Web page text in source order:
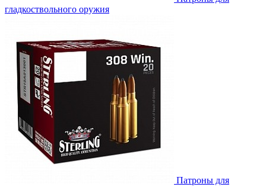
гладкоствольного оружия
Патроны для